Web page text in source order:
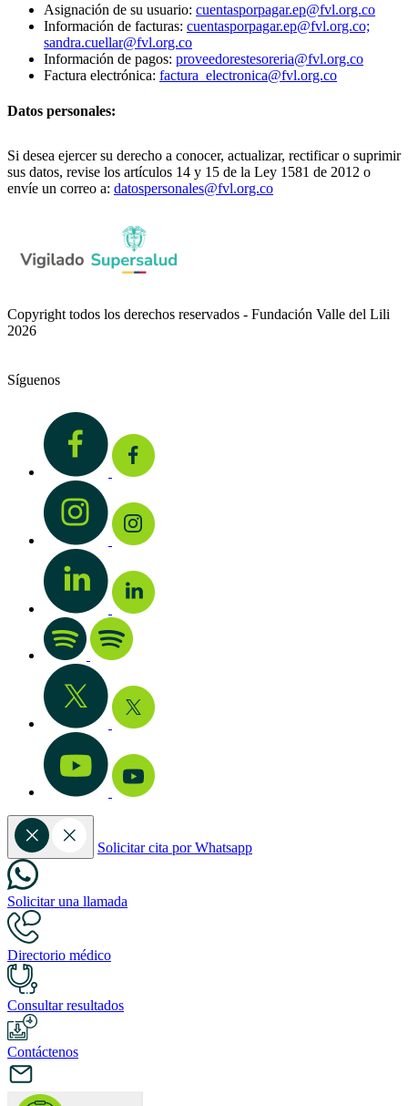
Asignación de su usuario: cuentasporpagar.ep@fvl.org.co
Información de facturas: cuentasporpagar.ep@fvl.org.co;
sandra.cuellar@fvl.org.co
Información de pagos: proveedorestesoreria@fvl.org.co
Factura electrónica: factura_electronica@fvl.org.co
Datos personales:
Si desea ejercer su derecho a conocer, actualizar, rectificar o suprimir
sus datos, revise los artículos 14 y 15 de la Ley 1581 de 2012 o
envíe un correo a: datospersonales@fvl.org.co
Copyright todos los derechos reservados - Fundación Valle del Lili
2026
Síguenos
Solicitar cita por Whatsapp
Solicitar una llamada
Directorio médico
Consultar resultados
Contáctenos